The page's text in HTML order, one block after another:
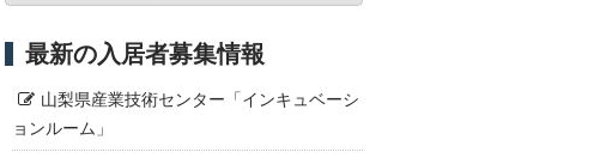
最新の入居者募集情報
山梨県産業技術センター「インキュベーシ
ョンルーム」